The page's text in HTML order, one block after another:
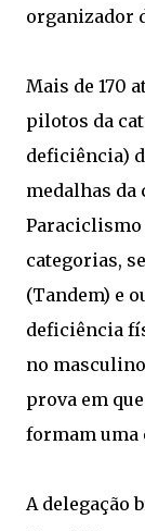
organizador
Mais de 170
pilotos da
deficiência)
medalhas da
Paraciclismo
categorias,
(Tandem) e
deficiência
no
prova em
formam uma
A delegação